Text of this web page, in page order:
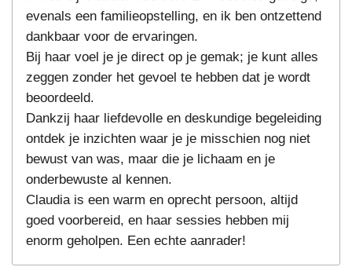
evenals een familieopstelling, en ik ben ontzettend
dankbaar voor de ervaringen.
Bij haar voel je je direct op je gemak; je kunt alles
zeggen zonder het gevoel te hebben dat je wordt
beoordeeld.
Dankzij haar liefdevolle en deskundige begeleiding
ontdek je inzichten waar je je misschien nog niet
bewust van was, maar die je lichaam en je
onderbewuste al kennen.
Claudia is een warm en oprecht persoon, altijd
goed voorbereid, en haar sessies hebben mij
enorm geholpen. Een echte aanrader!